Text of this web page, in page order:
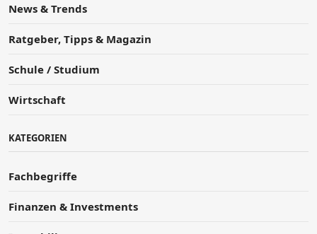
News & Trends
Ratgeber, Tipps & Magazin
Schule / Studium
Wirtschaft
KATEGORIEN
Fachbegriffe
Finanzen & Investments